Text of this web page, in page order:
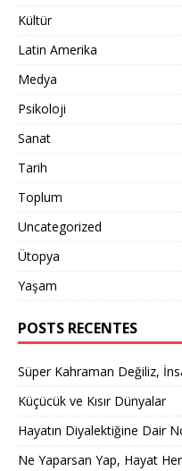
Kültür
Latin Amerika
Medya
Psikoloji
Sanat
Tarih
Toplum
Uncategorized
Ütopya
Yaşam
POSTS RECENTES
Süper Kahraman Değiliz,
Küçücük ve Kısır Dünyalar
Hayatın Diyalektiğine Dair
Ne Yaparsan Yap, Hayat